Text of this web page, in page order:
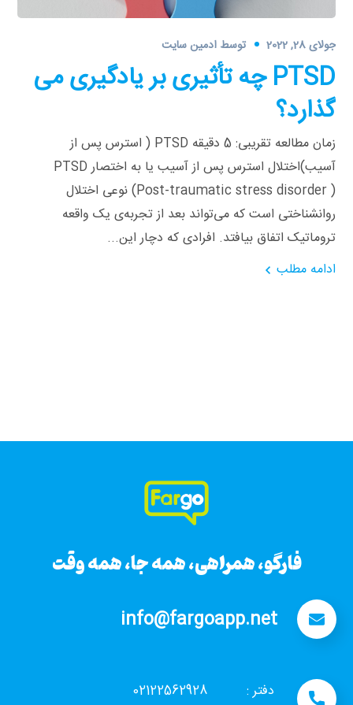
جولای 28, 2022 توسطادمین سایت
PTSD چه تأثیری بر یادگیری می
گذارد؟
زمان مطالعه تقریبی: 5 دقیقه PTSD ( استرس پس از
آسیب)اختلال استرس پس از آسیب یا به اختصار PTSD
(Post-traumatic stress disorder ) نوعی اختلال
روانشناختی است که می‌تواند بعد از تجربه‌ی یک واقعه
تروماتیک اتفاق بیافتد. افرادی که دچار این...
ادامه مطلب
فارگو، همراهی، همه جا، همه وقت
info@fargoapp.net
دفتر : 02122562928